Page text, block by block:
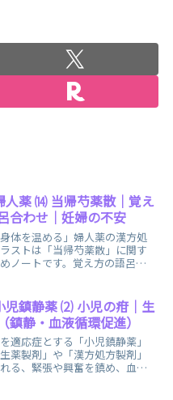
人薬 ⒁ 当帰芍薬散｜覚え
合わせ｜妊婦の不安
身体を温める」婦人薬の漢方処
ストは「当帰芍薬散」に関す
ノートです。覚え方の語呂合
児鎮静薬 ⑵ 小児の疳｜生
鎮静・血液循環促進）
適応症とする「小児鎮静薬」
薬製剤」や「漢方処方製剤」
る、緊張や興奮を鎮め、血液